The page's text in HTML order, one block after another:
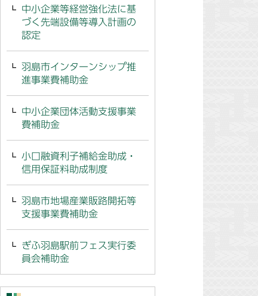
中小企業等経営強化法に基
づく先端設備等導入計画の
認定
羽島市インターンシップ推
進事業費補助金
中小企業団体活動支援事業
費補助金
小口融資利子補給金助成・
信用保証料助成制度
羽島市地場産業販路開拓等
支援事業費補助金
ぎふ羽島駅前フェス実行委
員会補助金